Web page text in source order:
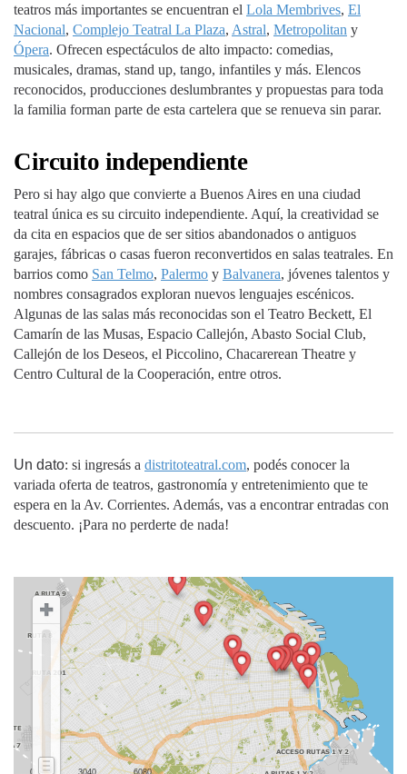
teatros más importantes se encuentran el Lola Membrives, El
Nacional, Complejo Teatral La Plaza, Astral, Metropolitan y
Ópera. Ofrecen espectáculos de alto impacto: comedias,
musicales, dramas, stand up, tango, infantiles y más. Elencos
reconocidos, producciones deslumbrantes y propuestas para toda
la familia forman parte de esta cartelera que se renueva sin parar.
Circuito independiente
Pero si hay algo que convierte a Buenos Aires en una ciudad
teatral única es su circuito independiente. Aquí, la creatividad se
da cita en espacios que de ser sitios abandonados o antiguos
garajes, fábricas o casas fueron reconvertidos en salas teatrales. En
barrios como San Telmo, Palermo y Balvanera, jóvenes talentos y
nombres consagrados exploran nuevos lenguajes escénicos.
Algunas de las salas más reconocidas son el Teatro Beckett, El
Camarín de las Musas, Espacio Callejón, Abasto Social Club,
Callejón de los Deseos, el Piccolino, Chacarerean Theatre y
Centro Cultural de la Cooperación, entre otros.
Un dato: si ingresás a distritoteatral.com, podés conocer la
variada oferta de teatros, gastronomía y entretenimiento que te
espera en la Av. Corrientes. Además, vas a encontrar entradas con
descuento. ¡Para no perderte de nada!